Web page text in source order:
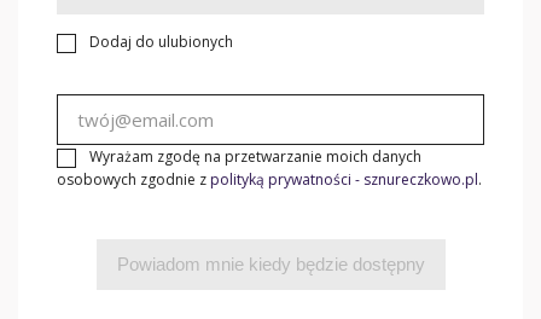
Dodaj do ulubionych
Wyrażam zgodę na przetwarzanie moich danych
osobowych zgodnie z polityką prywatności - sznureczkowo.pl.
Powiadom mnie kiedy będzie dostępny